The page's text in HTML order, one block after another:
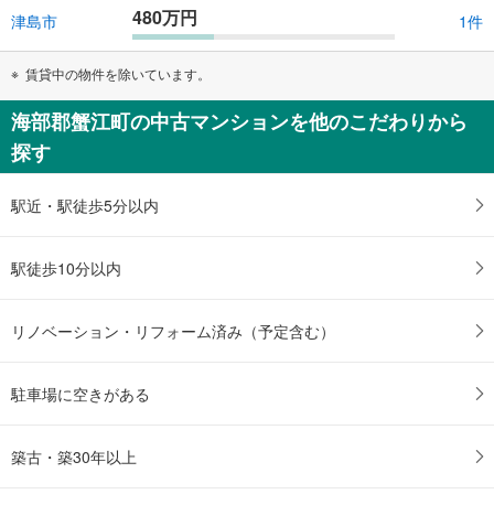
津島市 480万円 1件
賃貸中の物件を除いています。
海部郡蟹江町の中古マンションを他のこだわりから
探す
駅近・駅徒歩5分以内
駅徒歩10分以内
リノベーション・リフォーム済み（予定含む）
駐車場に空きがある
築古・築30年以上